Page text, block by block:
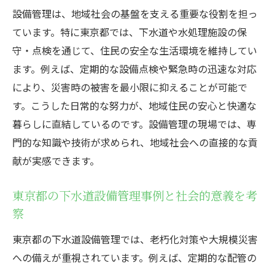
設備管理で地域社会を支えるプロの技術
設備管理のプロが実践する技術力の真価
地域社会を支える最新設備管理テクニック
東京都で求められる設備管理の専門スキル
実務で光る設備管理技術と地域貢献の関係
性
設備管理現場で磨かれる技術力の育成方法
プロの設備管理が地域に与える信頼と安心
設備管理が生活の安心を支える仕組みとは
住民の信頼を築く設備管理の取り組み事例
安心を守るための設備管理の工夫とノウハ
設備管理は、地域社会の基盤を支える重要な役割を担っ
ています。特に東京都では、下水道や水処理施設の保
守・点検を通じて、住民の安全な生活環境を維持してい
ます。例えば、定期的な設備点検や緊急時の迅速な対応
により、災害時の被害を最小限に抑えることが可能で
す。こうした日常的な努力が、地域住民の安心と快適な
暮らしに直結しているのです。設備管理の現場では、専
門的な知識や技術が求められ、地域社会への直接的な貢
献が実感できます。
東京都の下水道設備管理事例と社会的意義を考
察
東京都の下水道設備管理では、老朽化対策や大規模災害
への備えが重視されています。例えば、定期的な配管の